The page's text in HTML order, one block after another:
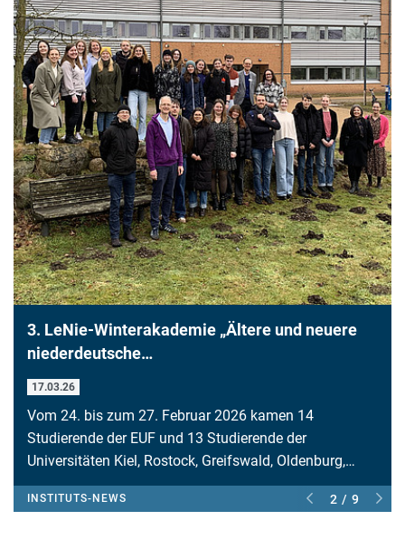
3. LeNie-Winterakademie „Ältere und neuere
niederdeutsche…
17.03.26
Vom 24. bis zum 27. Februar 2026 kamen 14
Studierende der EUF und 13 Studierende der
Universitäten Kiel, Rostock, Greifswald, Oldenburg,…
INSTITUTS-NEWS 2 / 9